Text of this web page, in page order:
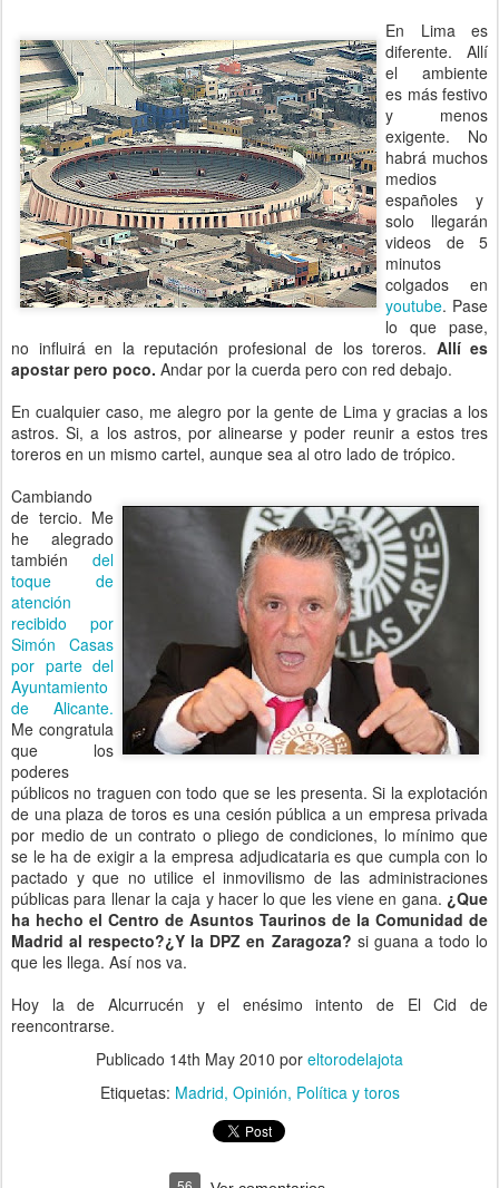
En Lima es
diferente. Allí
el ambiente
es más festivo
y menos
exigente. No
habrá muchos
medios
españoles y
solo llegarán
videos de 5
minutos
colgados en
youtube. Pase
lo que pase,
no influirá en la reputación profesional de los toreros. Allí es
apostar pero poco. Andar por la cuerda pero con red debajo.
En cualquier caso, me alegro por la gente de Lima y gracias a los
astros. Si, a los astros, por alinearse y poder reunir a estos tres
toreros en un mismo cartel, aunque sea al otro lado de trópico.
Cambiando
de tercio. Me
he alegrado
también del
toque de
atención
recibido por
Simón Casas
por parte del
Ayuntamiento
de Alicante.
Me congratula
que los
poderes
públicos no traguen con todo que se les presenta. Si la explotación
de una plaza de toros es una cesión pública a un empresa privada
por medio de un contrato o pliego de condiciones, lo mínimo que
se le ha de exigir a la empresa adjudicataria es que cumpla con lo
pactado y que no utilice el inmovilismo de las administraciones
públicas para llenar la caja y hacer lo que les viene en gana. ¿Que
ha hecho el Centro de Asuntos Taurinos de la Comunidad de
Madrid al respecto?¿Y la DPZ en Zaragoza? si guana a todo lo
que les llega. Así nos va.
Hoy la de Alcurrucén y el enésimo intento de El Cid de
reencontrarse.
Publicado 14th May 2010 por eltorodelajota
Etiquetas: Madrid Opinión Política y toros